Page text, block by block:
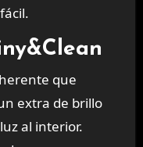
que
extra de brillo
al interior.